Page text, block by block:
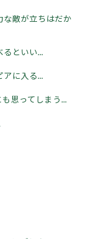
な敵が立ちはだか
といい...
アに入る...
思ってしまう...